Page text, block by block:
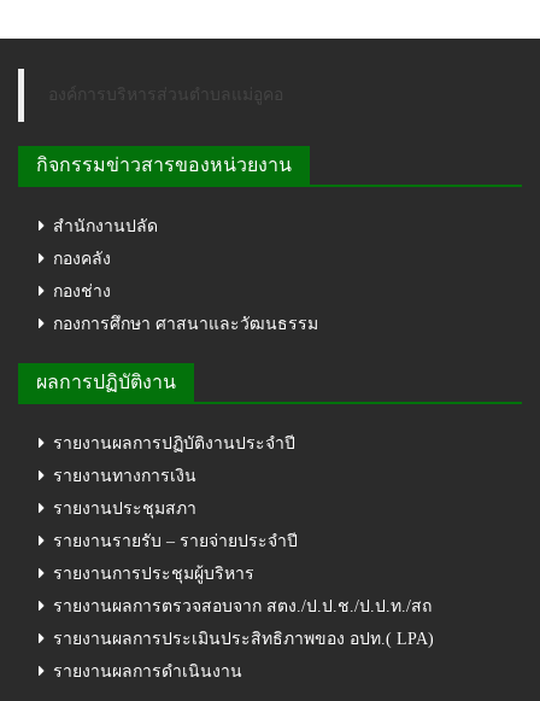
องค์การบริหารส่วนตำบลแม่อูคอ
กิจกรรมข่าวสารของหน่วยงาน
สำนักงานปลัด
กองคลัง
กองช่าง
กองการศึกษา ศาสนาและวัฒนธรรม
ผลการปฏิบัติงาน
รายงานผลการปฏิบัติงานประจำปี
รายงานทางการเงิน
รายงานประชุมสภา
รายงานรายรับ – รายจ่ายประจำปี
รายงานการประชุมผู้บริหาร
รายงานผลการตรวจสอบจาก สตง./ป.ป.ช./ป.ป.ท./สถ
รายงานผลการประเมินประสิทธิภาพของ อปท.( LPA)
รายงานผลการดำเนินงาน